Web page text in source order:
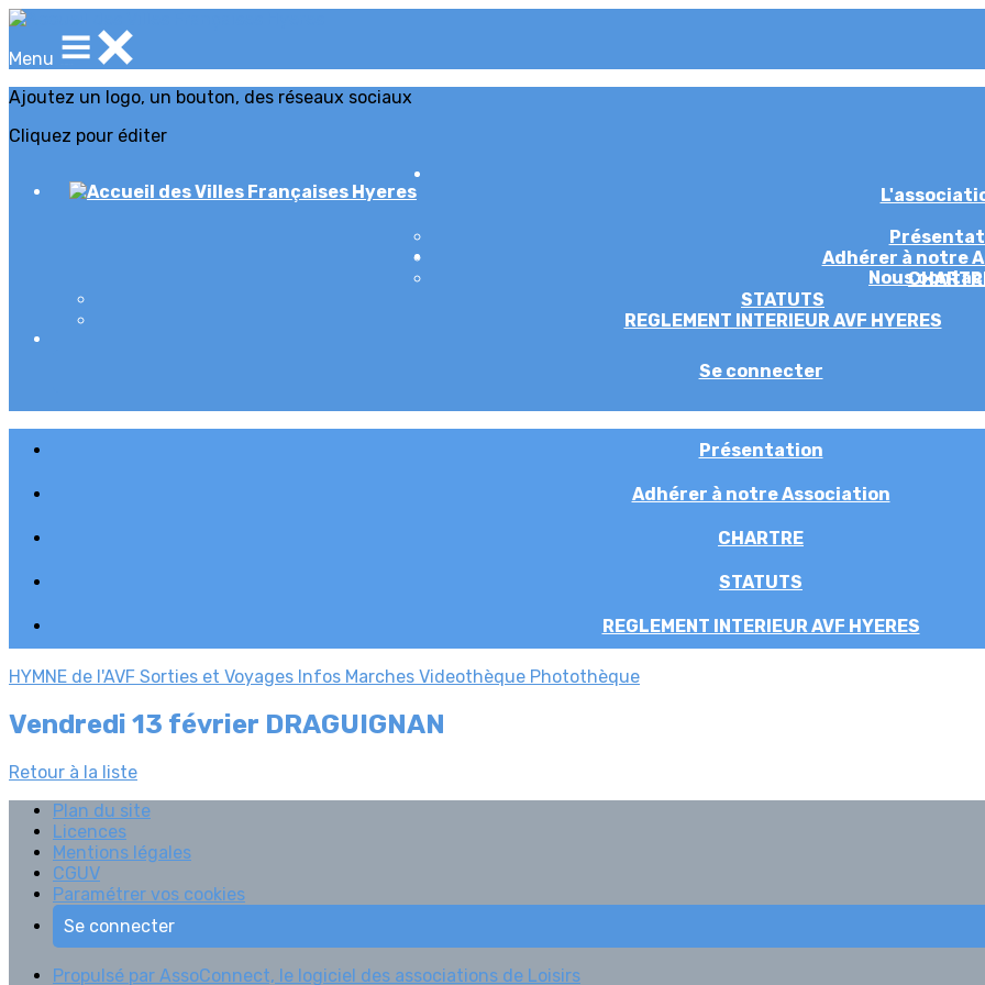
Menu
Ajoutez un logo, un bouton, des réseaux sociaux
Cliquez pour éditer
Adhérer à notre
STATUTS
REGLEMENT INTERIEUR AVF HYERES
Nous
Se connecter
Présentation
Adhérer à notre Association
CHARTRE
STATUTS
REGLEMENT INTERIEUR AVF HYERES
HYMNE de l'AVF Sorties et Voyages Infos Marches Videothèque Photothèque
Vendredi 13 février DRAGUIGNAN
Retour à la liste
Plan du site
Licences
Mentions légales
CGUV
Paramétrer vos cookies
Se connecter
Propulsé par AssoConnect, le logiciel des associations de Loisirs